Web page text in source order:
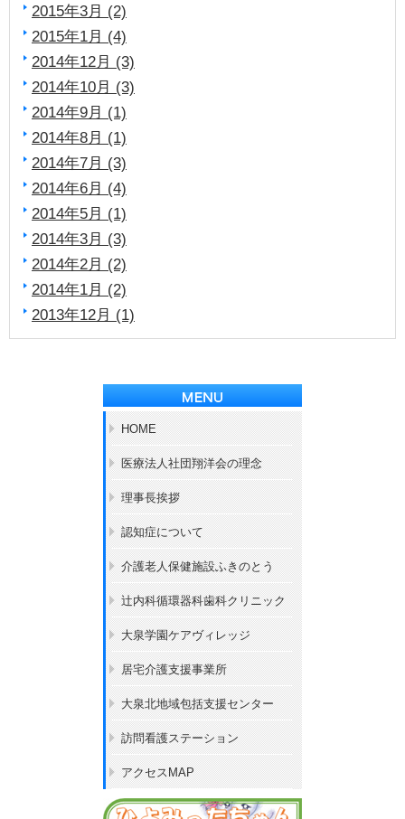
2015年3月 (2)
2015年1月 (4)
2014年12月 (3)
2014年10月 (3)
2014年9月 (1)
2014年8月 (1)
2014年7月 (3)
2014年6月 (4)
2014年5月 (1)
2014年3月 (3)
2014年2月 (2)
2014年1月 (2)
2013年12月 (1)
HOME
医療法人社団翔洋会の理念
理事長挨拶
認知症について
介護老人保健施設ふきのとう
辻内科循環器科歯科クリニック
大泉学園ケアヴィレッジ
居宅介護支援事業所
大泉北地域包括支援センター
訪問看護ステーション
アクセスMAP